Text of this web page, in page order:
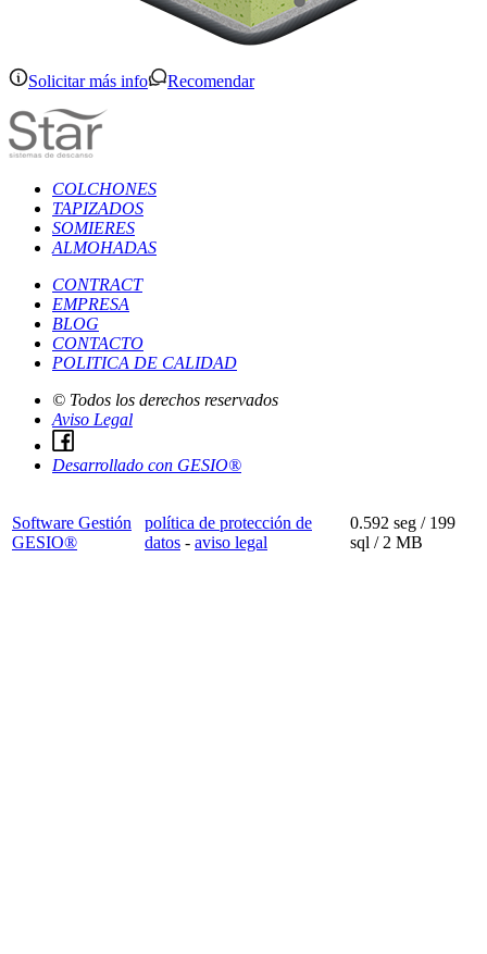
Solicitar más info Recomendar
COLCHONES
TAPIZADOS
SOMIERES
ALMOHADAS
CONTRACT
EMPRESA
BLOG
CONTACTO
POLITICA DE CALIDAD
© Todos los derechos reservados
Aviso Legal
Desarrollado con GESIO®
Software Gestión
GESIO®
política de protección de
datos - aviso legal
0.592 seg / 199
sql / 2 MB